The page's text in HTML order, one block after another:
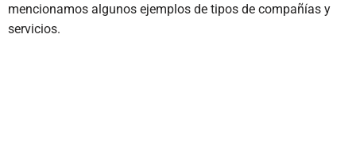
mencionamos algunos ejemplos de tipos de compañías y
servicios.